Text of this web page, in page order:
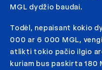
MGL dydžio baudai.
Todėl, nepaisant kokio
000 ar 6 000 MGL,
atlikti tokio pačio ilgio
kuriam bus paskirta 180